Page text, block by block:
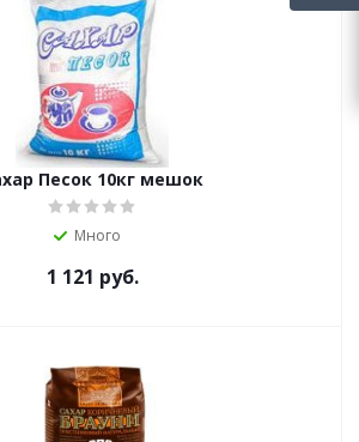
Песок 10кг мешок
Много
1 121 руб.